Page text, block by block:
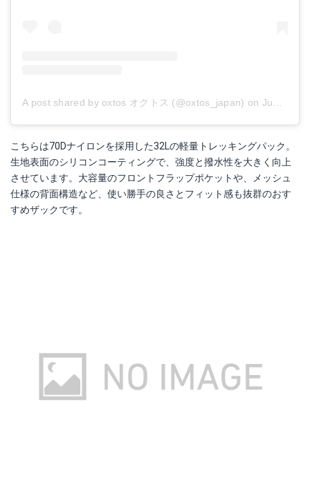
A post shared by oxtos オクトス (@oxtos_japan) on Jun 12, 2017 at 12:51am PDT
こちらは70Dナイロンを採用した32Lの軽量トレッキングパック。
生地表面のシリコンコーティングで、強度と撥水性を大きく向上
させています。大容量のフロントフラップポケットや、メッシュ
仕様の背面構造など、使い勝手の良さとフィット感も抜群のおす
すめザックです。